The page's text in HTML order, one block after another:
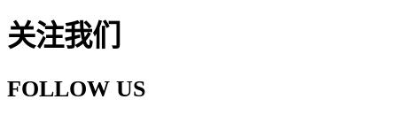
关注我们
FOLLOW US